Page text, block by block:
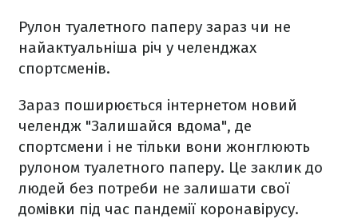
Рулон туалетного паперу зараз чи не
найактуальніша річ у челенджах
спортсменів.
Зараз поширюється інтернетом новий
челендж "Залишайся вдома", де
спортсмени і не тільки вони жонглюють
рулоном туалетного паперу. Це заклик до
людей без потреби не залишати свої
домівки під час пандемії коронавірусу.